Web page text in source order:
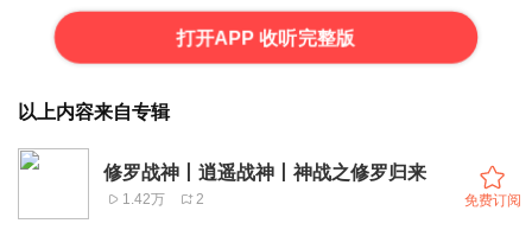
打开APP 收听完整版
以上内容来自专辑
修罗战神丨逍遥战神丨神战之修罗归来
1.42万 2 免费订阅